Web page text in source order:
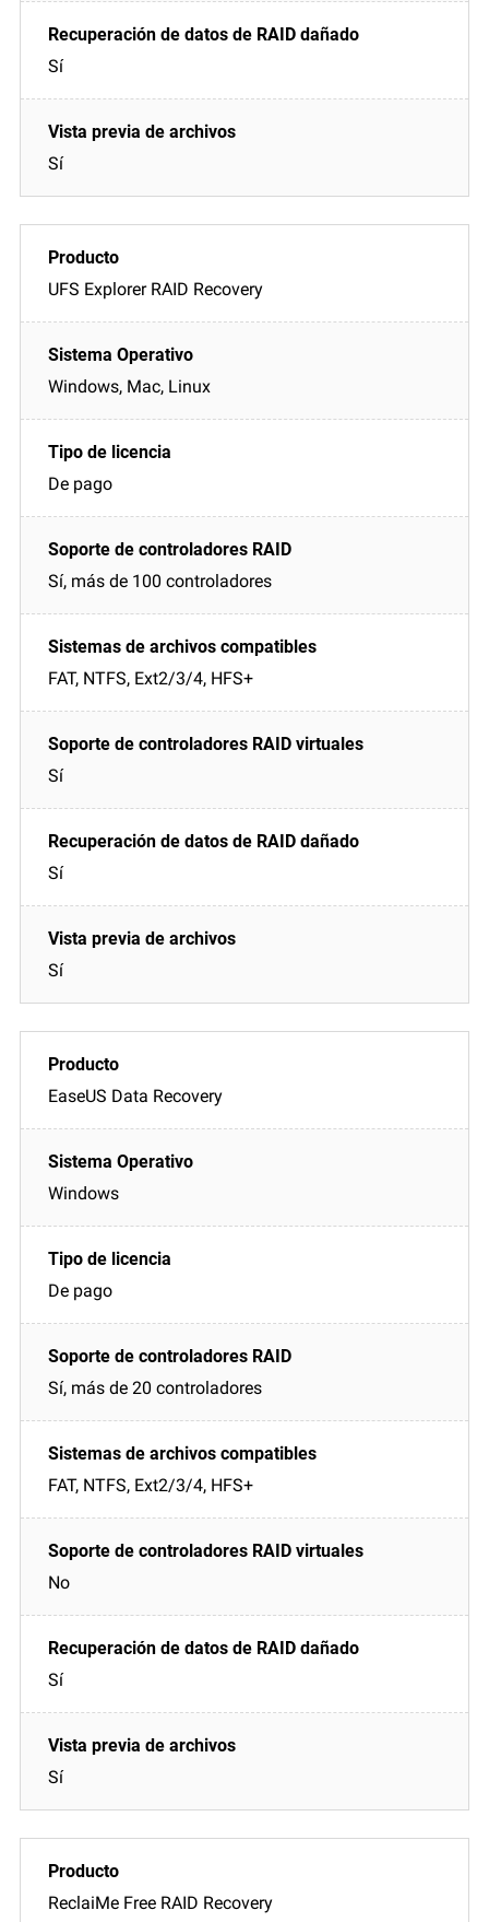
Sí
Sí
UFS Explorer RAID Recovery
Windows, Mac, Linux
De pago
Sí, más de 100 controladores
FAT, NTFS, Ext2/3/4, HFS+
Sí
Sí
Sí
EaseUS Data Recovery
Windows
De pago
Sí, más de 20 controladores
FAT, NTFS, Ext2/3/4, HFS+
No
Sí
Sí
ReclaiMe Free RAID Recovery